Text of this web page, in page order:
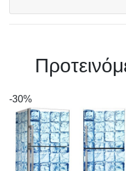
-30%